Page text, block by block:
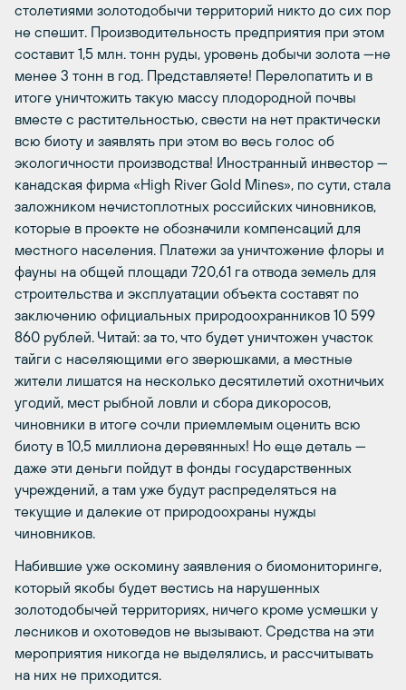
столетиями золотодобычи территорий никто до сих пор
не спешит. Производительность предприятия при этом
составит 1,5 млн. тонн руды, уровень добычи золота —не
менее 3 тонн в год. Представляете! Перелопатить и в
итоге уничтожить такую массу плодородной почвы
вместе с растительностью, свести на нет практически
всю биоту и заявлять при этом во весь голос об
экологичности производства! Иностранный инвестор —
канадская фирма «High River Gold Mines», по сути, стала
заложником нечистоплотных российских чиновников,
которые в проекте не обозначили компенсаций для
местного населения. Платежи за уничтожение флоры и
фауны на общей площади 720,61 га отвода земель для
строительства и эксплуатации объекта составят по
заключению официальных природоохранников 10 599
860 рублей. Читай: за то, что будет уничтожен участок
тайги с населяющими его зверюшками, а местные
жители лишатся на несколько десятилетий охотничьих
угодий, мест рыбной ловли и сбора дикоросов,
чиновники в итоге сочли приемлемым оценить всю
биоту в 10,5 миллиона деревянных! Но еще деталь —
даже эти деньги пойдут в фонды государственных
учреждений, а там уже будут распределяться на
текущие и далекие от природоохраны нужды
чиновников.
Набившие уже оскомину заявления о биомониторинге,
который якобы будет вестись на нарушенных
золотодобычей территориях, ничего кроме усмешки у
лесников и охотоведов не вызывают. Средства на эти
мероприятия никогда не выделялись, и рассчитывать
на них не приходится.